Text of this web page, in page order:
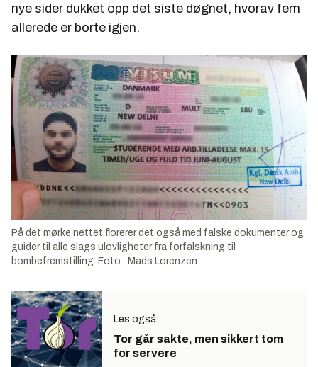
nye sider dukket opp det siste døgnet, hvorav fem
allerede er borte igjen.
På det mørke nettet florerer det også med falske dokumenter og
guider til alle slags ulovligheter fra forfalskning til
bombefremstilling. Foto: Mads Lorenzen
Les også:
Tor går sakte, men sikkert tom
for servere